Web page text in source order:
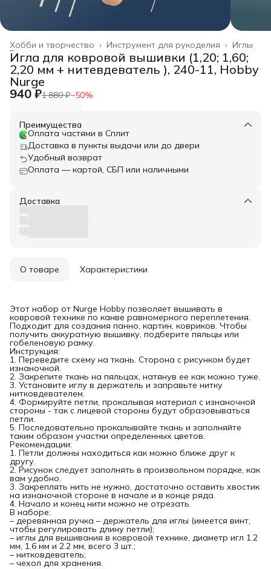
Иглы
Инструмент для рукоделия ›
Хобби и творчество ›
Главная ›
Игла для ковровой вышивки (1,20; 1,60;
2,20 мм + нитевдеватель ), 240-11, Hobby
Nurge
940 ₽1 880 ₽−50%
Преимущества
Оплата частями в Сплит
Доставка в пункты выдачи или до двери
Удобный возврат
Оплата — картой, СБП или наличными
Доставка
О товаре Характеристики
Этот набор от Nurge Hobby позволяет вышивать в
ковровой технике по канве равномерного переплетения.
Подходит для создания панно, картин, ковриков. Чтобы
получить аккуратную вышивку, подберите пяльцы или
гобеленовую рамку.
Инструкция:
1. Переведите схему на ткань. Сторона с рисунком будет
изнаночной.
2. Закрепите ткань на пяльцах, натянув ее как можно туже.
3. Установите иглу в держатель и заправьте нитку
нитковдевателем.
4. Формируйте петли, прокалывая материал с изнаночной
стороны - так с лицевой стороны будут образовываться
петли.
5. Последовательно прокалывайте ткань и заполняйте
таким образом участки определенных цветов.
Рекомендации:
1. Петли должны находиться как можно ближе друг к
другу.
2. Рисунок следует заполнять в произвольном порядке, как
вам удобно.
3. Закреплять нить не нужно, достаточно оставить хвостик
на изнаночной стороне в начале и в конце ряда.
4. Начало и конец нити можно не отрезать.
В наборе:
– деревянная ручка – держатель для иглы (имеется винт,
чтобы регулировать длину петли);
– иглы для вышивания в ковровой технике, диаметр игл 1.2
мм, 1.6 мм и 2.2 мм, всего 3 шт.;
– нитковдеватель;
– чехол для хранения.